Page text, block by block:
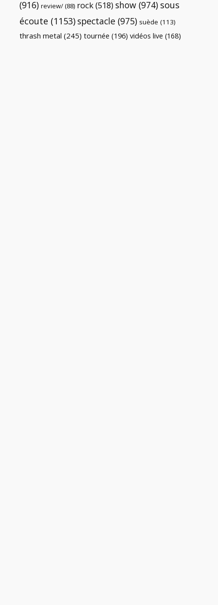
(916) review/(88) rock(518) show (974) sous
écoute (1153)spectacle (975) suède (113)
thrash metal (245) tournée (196) vidéos live (168)